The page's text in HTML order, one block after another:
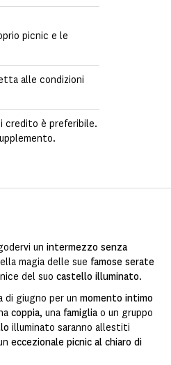
picnic e le
alle condizioni
credito è preferibile.
un intermezzo senza
magia delle sue famose serate
del suo castello illuminato.
di giugno per un momento intimo
coppia, una famiglia o un gruppo
illuminato saranno allestiti
eccezionale picnic al chiaro di